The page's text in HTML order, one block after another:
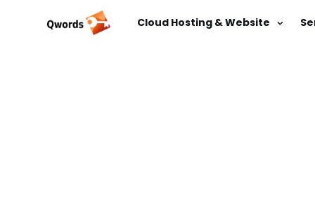
Cloud Hosting & Website